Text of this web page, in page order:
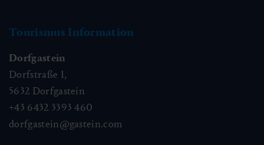
Tourismus Information
Dorfgastein
Dorfstraße 1,
5632 Dorfgastein
+43 6432 3393 460
dorfgastein@gastein.com